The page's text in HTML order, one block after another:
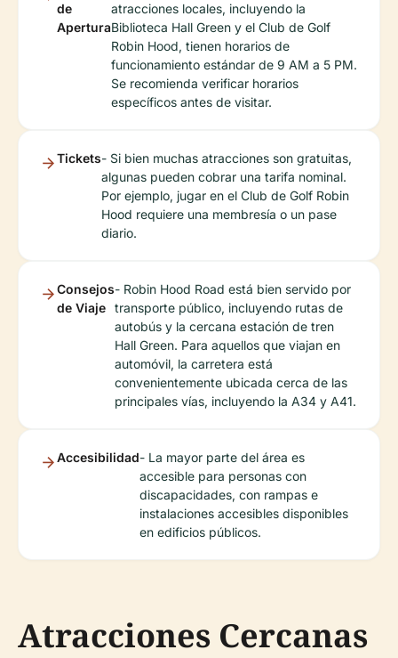
de
Apertura
atracciones locales, incluyendo la
Biblioteca Hall Green y el Club de Golf
Robin Hood, tienen horarios de
funcionamiento estándar de 9 AM a 5 PM.
Se recomienda verificar horarios
específicos antes de visitar.
Tickets- Si bien muchas atracciones son gratuitas,
algunas pueden cobrar una tarifa nominal.
Por ejemplo, jugar en el Club de Golf Robin
Hood requiere una membresía o un pase
diario.
Consejos
de Viaje
- Robin Hood Road está bien servido por
transporte público, incluyendo rutas de
autobús y la cercana estación de tren
Hall Green. Para aquellos que viajan en
automóvil, la carretera está
convenientemente ubicada cerca de las
principales vías, incluyendo la A34 y A41.
Accesibilidad- La mayor parte del área es
accesible para personas con
discapacidades, con rampas e
instalaciones accesibles disponibles
en edificios públicos.
Atracciones Cercanas